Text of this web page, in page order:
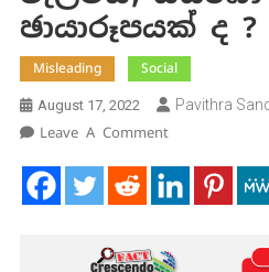
ඡායාරූපයක් ද ?
Misleading Social
August 17, 2022 Pavithra
Leave A CommentOn
ඩයරබා
වත්තේ
ද